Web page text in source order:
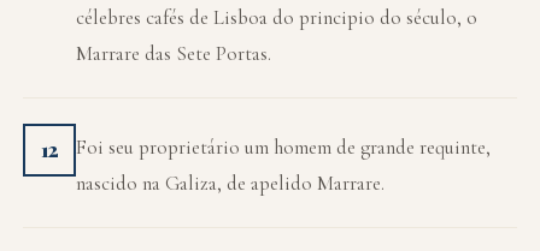
célebres cafés de Lisboa do principio do século, o
Marrare das Sete Portas.
12
Foi seu proprietário um homem de grande requinte,
nascido na Galiza, de apelido Marrare.